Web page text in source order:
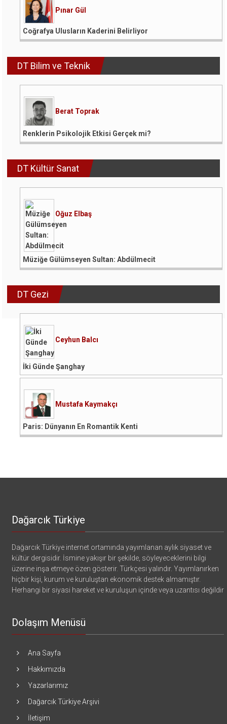
Pınar Gül
Coğrafya Ulusların Kaderini Belirliyor
DT Bilim ve Teknik
Berat Toprak
Renklerin Psikolojik Etkisi Gerçek mi?
DT Kültür Sanat
Oğuz Elbaş
Müziğe Gülümseyen Sultan: Abdülmecit
DT Gezi
Ceyhun Balcı
İki Günde Şanghay
Mustafa Kaymakçı
Paris: Dünyanın En Romantik Kenti
Dağarcık Türkiye
Dağarcık Türkiye internet ortamında yayımlanan aylık siyaset ve
kültür dergisidir. İsmine yakışır bir şekilde, söyleyeceklerini bilgi
üzerine inşa etmeye özen gösterir. Türkçesi yalındır. Yayımlanırken
hiçbir kişi, kurum ve kuruluştan ekonomik destek almamıştır.
Herhangi bir siyasi hareket ve kuruluşun içinde veya uzantısı değildir
Dolaşım Menüsü
Ana Sayfa
Hakkımızda
Yazarlarımız
Dağarcık Türkiye Arşivi
İletişim